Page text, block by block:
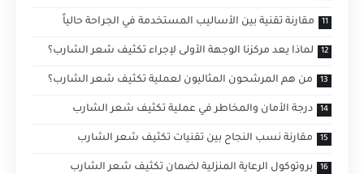
مقارنة تقنية بين الأساليب المستخدمة في الجراحة حالياً
لماذا يعد مركزنا الوجهة الأولى لإجراء تكثيف شعر الشارب؟
من هم المرشحون المثاليون لعملية تكثيف شعر الشارب؟
درجة الأمان والمخاطر في عملية تكثيف شعر الشارب
مقارنة نسب النجاح بين تقنيات تكثيف شعر الشارب
بروتوكول الرعاية المنزلية لضمان تكثيف شعر الشارب